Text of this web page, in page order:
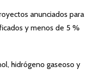
anunciados para
y menos de 5 %
hidrógeno gaseoso y